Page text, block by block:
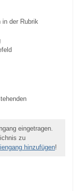
der Rubrik
eingetragen.
zu
hinzufügen!